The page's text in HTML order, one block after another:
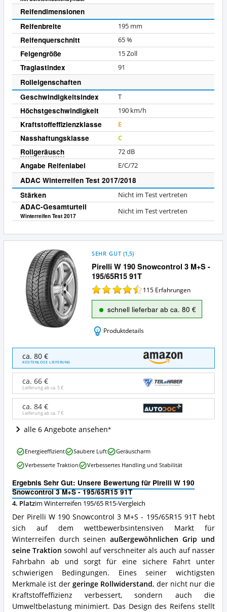
Reifendimensionen
Reifenbreite
195 mm
Reifenquerschnitt 65%
Felgengröße 15Zoll
Traglastindex 91
Rolleigenschaften
Geschwindigkeitsindex
T
Höchstgeschwindigkeit 190 km/h
Kraftstoffeffizienzklasse E
Nasshaftungsklasse C
Rollgeräusch 72dB
Angabe Reifenlabel E/C/72
ADAC Winterreifen Test 2017/2018
Stärken
Nicht im Test vertreten
ADAC-Gesamturteil
Winterreifen Test 2017
Nicht im Test vertreten
Pirelli W 190 Snowcontrol 3 M+S -
195/65R15 91T
SEHR GUT (1,5)
115 Erfahrungen
schnell lieferbar ab ca. 80 €
Produktdetails
190
Snowcontrol
M+S
195/65R15
91T
Angebote:
ist
dieser
Winterreifen
195/65
R15
erhältlich?
ca. 80 €
KOSTENLOSE LIEFERUNG
ca. 66 €
Lieferung ab ca.5 €
ca. 84 €
Lieferung ab ca.7 €
alle 6 Angebote ansehen
Ergebnis Sehr Gut: Unsere Bewertung für Pirelli W 190
Snowcontrol 3 M+S - 195/65R15 91T
4. Platzim Winterreifen 195/65 R15-Vergleich
Der Pirelli W 190 Snowcontrol 3 M+S - 195/65R15 91T hebt
sich auf dem wettbewerbsintensiven Markt für
Winterreifen durch seinenaußergewöhnlichen Grip und
seine Traktion sowohl auf verschneiter als auch auf nasser
Fahrbahn ab und sorgt für eine sichere Fahrt unter
schwierigen Bedingungen. Eines seiner wichtigsten
Merkmale ist der geringe Rollwiderstand, der nicht nur die
Kraftstoffeffizienz verbessert, sondern auch die
Umweltbelastung minimiert. Das Design des Reifens stellt
Pirelli
190
3
M+S
-
195/65R15
91T
Vorteile:
Was
spricht
für
diesen
Winterreifen
195/65
R15?
Energieeffizient Saubere Luft
Geräuscharm
Verbesserte Traktion
Verbessertes Handling und Stabilität